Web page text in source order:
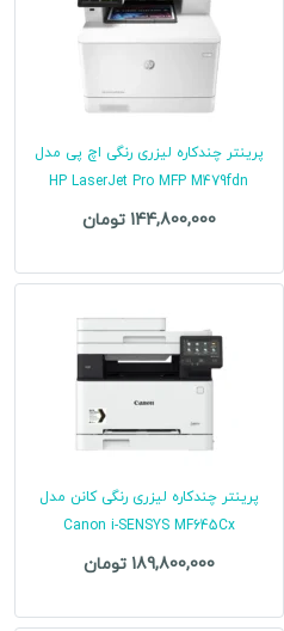
پرینتر چندکاره لیزری رنگی اچ پی مدل
HP LaserJet Pro MFP M479fdn
144,800,000 تومان
پرینتر چندکاره لیزری رنگی کانن مدل
Canon i-SENSYS MF645Cx
189,800,000 تومان